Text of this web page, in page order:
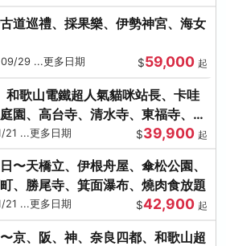
道巡禮、採果樂、伊勢神宮、海女
29 ...更多日期 $59,000 起
歌山電鐵超人氣貓咪站長、卡哇
園、高台寺、清水寺、東福寺、伊
21 ...更多日期 $39,900 起
〜天橋立、伊根舟屋、傘松公園、
、勝尾寺、箕面瀑布、燒肉食放題
21 ...更多日期 $42,900 起
京、阪、神、奈良四都、和歌山超